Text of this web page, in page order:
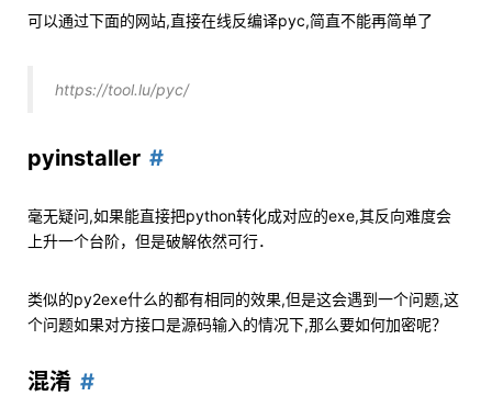
可以通过下面的网站,直接在线反编译pyc,简直不能再简单了
https://tool.lu/pyc/
pyinstaller
毫无疑问,如果能直接把python转化成对应的exe,其反向难度会
上升一个台阶，但是破解依然可行．
类似的py2exe什么的都有相同的效果,但是这会遇到一个问题,这
个问题如果对方接口是源码输入的情况下,那么要如何加密呢？
混淆